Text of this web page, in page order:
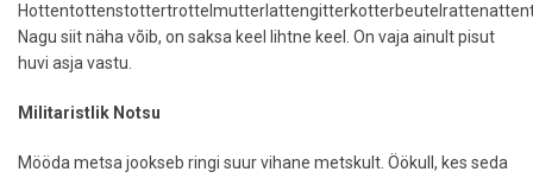
Nagu siit näha võib, on saksa keel lihtne keel. On vaja ainult pisut
huvi asja vastu.
Militaristlik Notsu
Mööda metsa jookseb ringi suur vihane metskult. Öökull, kes seda